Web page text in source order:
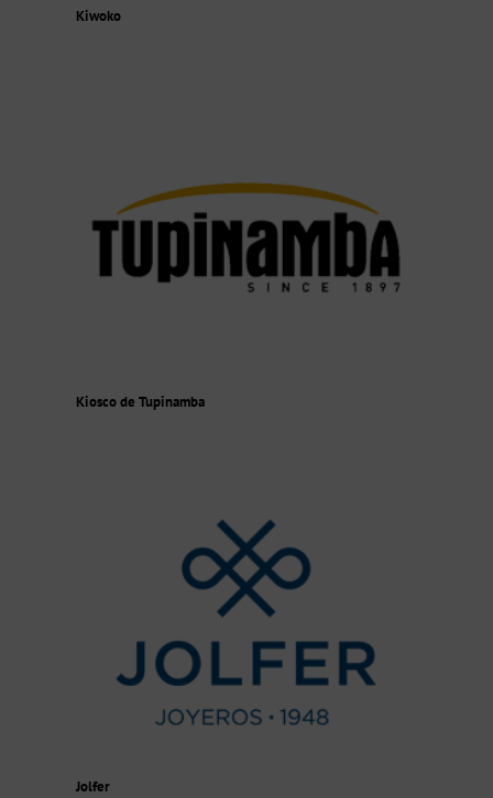
Kiwoko
Kiosco de Tupinamba
Jolfer